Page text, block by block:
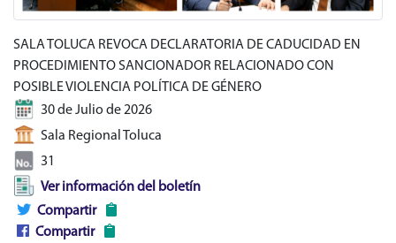
SALA TOLUCA REVOCA DECLARATORIA DE CADUCIDAD EN
PROCEDIMIENTO SANCIONADOR RELACIONADO CON
POSIBLE VIOLENCIA POLÍTICA DE GÉNERO
30 de Julio de 2026
Sala Regional Toluca
31
Ver información del boletín
Compartir
Compartir